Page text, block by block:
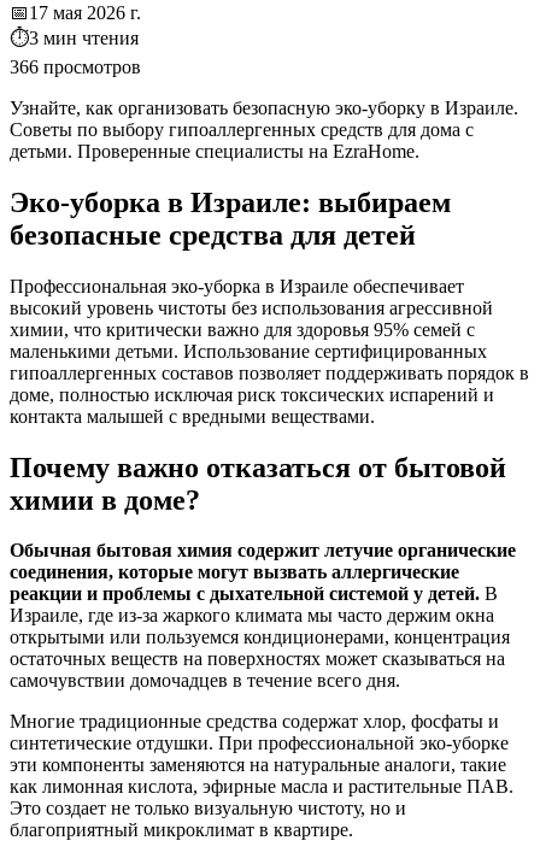
📅17 мая 2026 г.
⏱3 мин чтения
366 просмотров
Узнайте, как организовать безопасную эко-уборку в Израиле.
Советы по выбору гипоаллергенных средств для дома с
детьми. Проверенные специалисты на EzraHome.
Эко-уборка в Израиле: выбираем
безопасные средства для детей
Профессиональная эко-уборка в Израиле обеспечивает
высокий уровень чистоты без использования агрессивной
химии, что критически важно для здоровья 95% семей с
маленькими детьми. Использование сертифицированных
гипоаллергенных составов позволяет поддерживать порядок в
доме, полностью исключая риск токсических испарений и
контакта малышей с вредными веществами.
Почему важно отказаться от бытовой
химии в доме?
Обычная бытовая химия содержит летучие органические
соединения, которые могут вызвать аллергические
реакции и проблемы с дыхательной системой у детей. В
Израиле, где из-за жаркого климата мы часто держим окна
открытыми или пользуемся кондиционерами, концентрация
остаточных веществ на поверхностях может сказываться на
самочувствии домочадцев в течение всего дня.
Многие традиционные средства содержат хлор, фосфаты и
синтетические отдушки. При профессиональной эко-уборке
эти компоненты заменяются на натуральные аналоги, такие
как лимонная кислота, эфирные масла и растительные ПАВ.
Это создает не только визуальную чистоту, но и
благоприятный микроклимат в квартире.